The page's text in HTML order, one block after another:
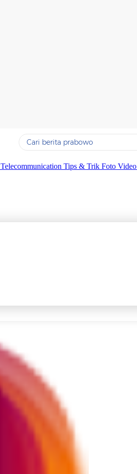
Yang sedang ramai dicari
Terakhir yang dicari
Telecommunication Tips & Trik Foto Video